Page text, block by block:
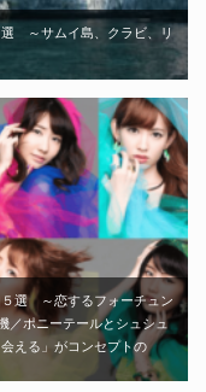
選 ～サムイ島、クラビ、リ
５選 ～恋するフォーチュン
／ポニーテールとシュシュ
える」がコンセプトの